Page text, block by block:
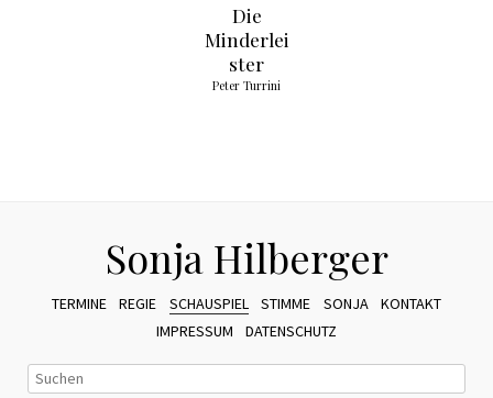
Die
Minderlei
ster
Peter Turrini
Sonja Hilberger
TERMINE REGIE SCHAUSPIEL STIMME SONJA
KONTAKT
IMPRESSUM
DATENSCHUTZ